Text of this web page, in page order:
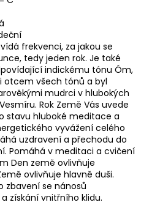
frekvenci, za jakou se
tedy jeden rok. Je také
indickému tónu Óm,
otcem všech tónů a byl
mudrci v hlubokých
Rok Země Vás uvede
stavu hluboké meditace a
vyvážení celého
uzdravení a přechodu do
Pomáhá v meditaci a cvičení
Den země ovlivňuje
ovlivňuje hlavně duši.
zbavení se nánosů
získání vnitřního klidu.